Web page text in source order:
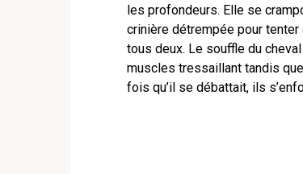
les profondeurs. Elle se
crinière détrempée pour
tous deux. Le souffle du
muscles tressaillant tandis
fois qu’il se débattait, ils